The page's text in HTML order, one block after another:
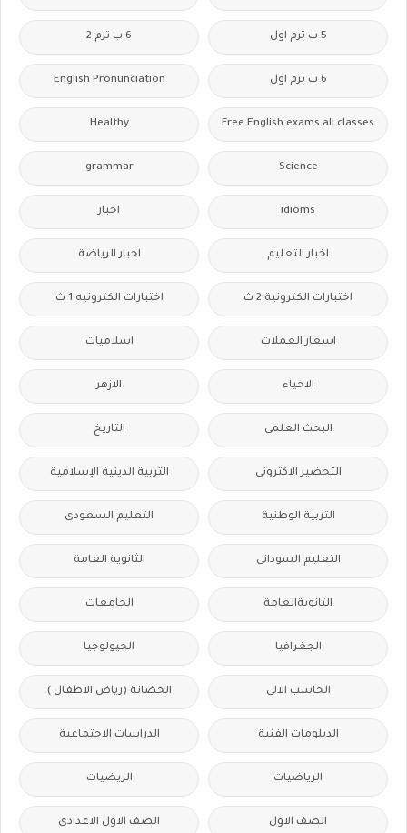
5 ب ترم اول 6 ب ترم 2
6 ب ترم اول English Pronunciation
Free.English.exams.all.classes
Healthy
Science
grammar
idioms اخبار
اخبار التعليم اخبار الرياضة
اختبارات الكترونية 2 ث اختبارات الكترونيه 1 ث
اسعار العملات اسلاميات
الاحياء الازهر
البحث العلمى التاريخ
التحضير الاكترونى التربية الدينية الإسلامية
التربية الوطنية التعليم السعودى
التعليم السودانى الثانوية العامة
الثانويةالعامة الجامعات
الجغرافيا الجيولوجيا
الحاسب الالى الحضانة (رياض الاطفال )
الدبلومات الفنية الدراسات الاجتماعية
الرياضيات الريضيات
الصف الاول الصف الاول الاعدادى